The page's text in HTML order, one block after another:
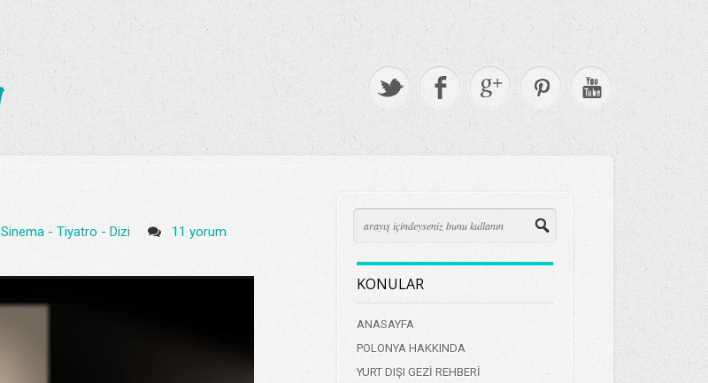
Sinema - Tiyatro - Dizi 11 yorum
KONULAR
ANASAYFA
POLONYA HAKKINDA
YURT DIŞI GEZİ REHBERİ